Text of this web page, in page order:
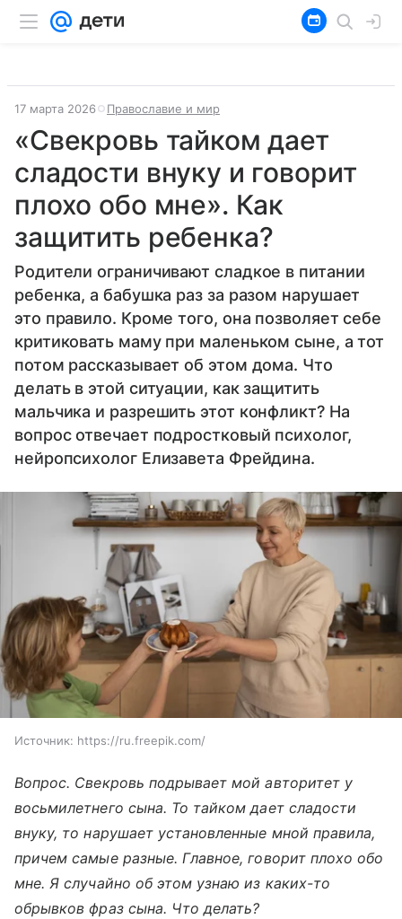
17 марта 2026 Православие и мир
«Свекровь тайком дает
сладости внуку и говорит
плохо обо мне». Как
защитить ребенка?
Родители ограничивают сладкое в питании
ребенка, а бабушка раз за разом нарушает
это правило. Кроме того, она позволяет себе
критиковать маму при маленьком сыне, а тот
потом рассказывает об этом дома. Что
делать в этой ситуации, как защитить
мальчика и разрешить этот конфликт? На
вопрос отвечает подростковый психолог,
нейропсихолог Елизавета Фрейдина.
Источник: https://ru.freepik.com/
Вопрос. Свекровь подрывает мой авторитет у
восьмилетнего сына. То тайком дает сладости
внуку, то нарушает установленные мной правила,
причем самые разные. Главное, говорит плохо обо
мне. Я случайно об этом узнаю из каких-то
обрывков фраз сына. Что делать?